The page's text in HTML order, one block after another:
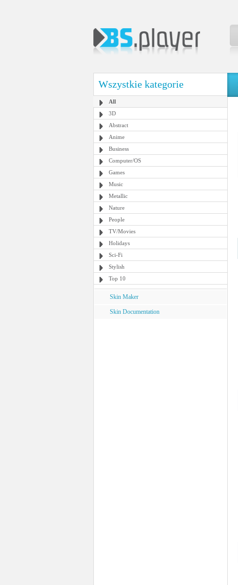
Wszystkie kategorie
All
3D
Abstract
Anime
Business
Computer/OS
Games
Music
Metallic
Nature
People
TV/Movies
Holidays
Sci-Fi
Stylish
Top 10
Skin Maker
Skin Documentation